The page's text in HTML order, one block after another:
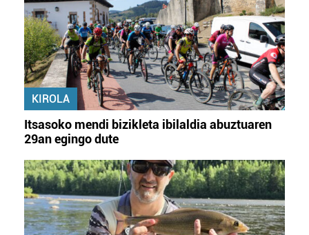
KIROLA
Itsasoko mendi bizikleta ibilaldia abuztuaren
29an egingo dute